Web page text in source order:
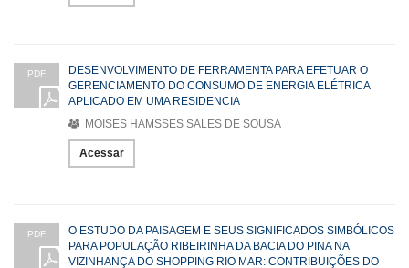
PDF
DESENVOLVIMENTO DE FERRAMENTA PARA EFETUAR O
GERENCIAMENTO DO CONSUMO DE ENERGIA ELÉTRICA
APLICADO EM UMA RESIDENCIA
MOISES HAMSSES SALES DE SOUSA
Acessar
PDF
O ESTUDO DA PAISAGEM E SEUS SIGNIFICADOS SIMBÓLICOS
PARA POPULAÇÃO RIBEIRINHA DA BACIA DO PINA NA
VIZINHANÇA DO SHOPPING RIO MAR: CONTRIBUIÇÕES DO